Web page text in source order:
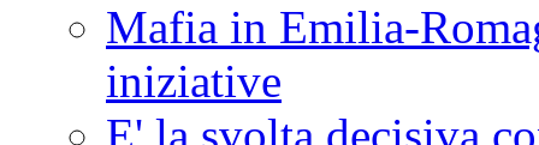
Mafia in Emilia-
iniziative
E' la svolta decisiva